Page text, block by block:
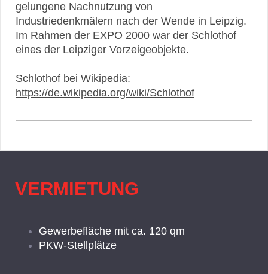
gelungene Nachnutzung von
Industriedenkmälern nach der Wende in Leipzig.
Im Rahmen der EXPO 2000 war der Schlothof
eines der Leipziger Vorzeigeobjekte.
Schlothof bei Wikipedia:
https://de.wikipedia.org/wiki/Schlothof
VERMIETUNG
Gewerbefläche mit ca. 120 qm
PKW-Stellplätze